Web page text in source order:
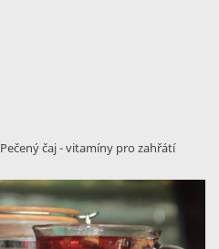
Pečený čaj - vitamíny pro zahřátí